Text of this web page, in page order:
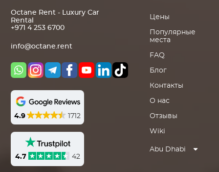
Octane Rent - Luxury Car
Rental
+971 4 253 6700
info@octane.rent
4.9 1712
4.7 42
Цены
Популярные
места
FAQ
Блог
Контакты
О нас
Отзывы
Wiki
Abu Dhabi